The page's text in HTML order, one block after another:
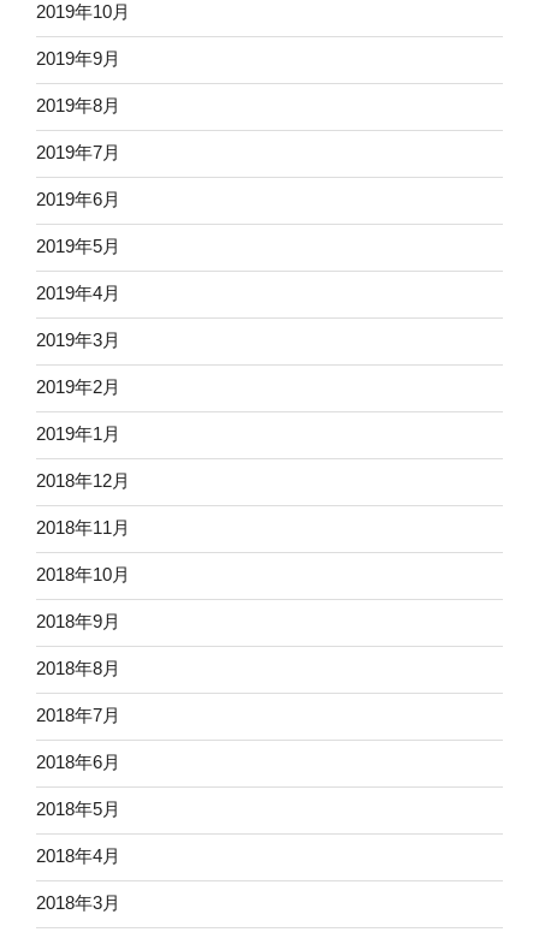
2019年10月
2019年9月
2019年8月
2019年7月
2019年6月
2019年5月
2019年4月
2019年3月
2019年2月
2019年1月
2018年12月
2018年11月
2018年10月
2018年9月
2018年8月
2018年7月
2018年6月
2018年5月
2018年4月
2018年3月